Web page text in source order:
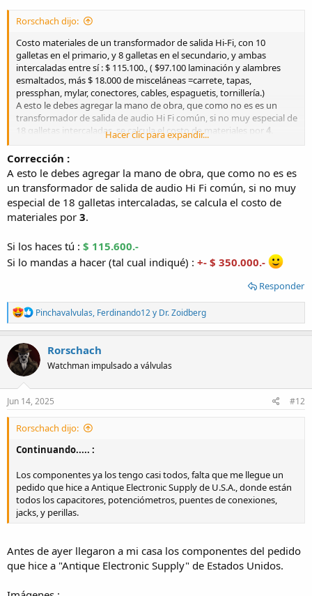
Rorschach dijo:
Costo materiales de un transformador de salida Hi-Fi, con 10
galletas en el primario, y 8 galletas en el secundario, y ambas
intercaladas entre sí : $ 115.100., ( $97.100 laminación y alambres
esmaltados, más $ 18.000 de misceláneas =carrete, tapas,
pressphan, mylar, conectores, cables, espaguetis, tornillería.)
A esto le debes agregar la mano de obra, que como no es es un
transformador de salida de audio Hi Fi común, si no muy especial de
18 galletas intercaladas, se calcula el costo de materiales por 4
Si lo mandas a hacer (tal cual indiqué) :
Hacer clic para expandir...
Corrección :
A esto le debes agregar la mano de obra, que como no es es
un transformador de salida de audio Hi Fi común, si no muy
especial de 18 galletas intercaladas, se calcula el costo de
materiales por 3.
Si los haces tú : $ 115.600.-
Si lo mandas a hacer (tal cual indiqué) : +- $ 350.000.-
Responder
R
e
a
c
i
n
s
Pinchavalvulas, Ferdinando12y Dr. Zoidberg
Rorschach
Watchman impulsado a válvulas
Jun 14, 2025 #12
Rorschach dijo:
Continuando..... :
Los componentes ya los tengo casi todos, falta que me llegue un
pedido que hice a Antique Electronic Supply de U.S.A., donde están
todos los capacitores, potenciómetros, puentes de conexiones,
jacks, y perillas.
Antes de ayer llegaron a mi casa los componentes del pedido
que hice a "Antique Electronic Supply" de Estados Unidos.